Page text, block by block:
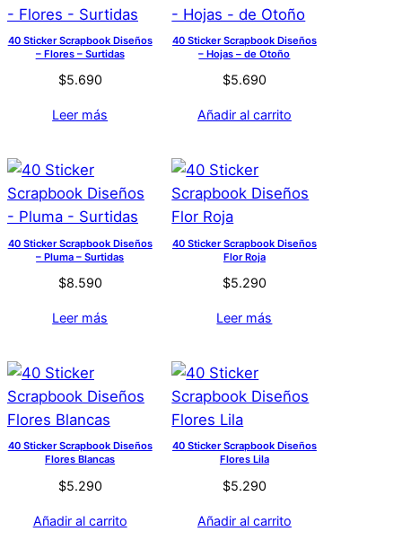
40 Sticker Scrapbook Diseños
– Flores – Surtidas
$5.690
Leer más
40 Sticker Scrapbook Diseños
– Hojas – de Otoño
$5.690
Añadir al carrito
40 Sticker Scrapbook Diseños
– Pluma – Surtidas
$8.590
Leer más
40 Sticker Scrapbook Diseños
Flor Roja
$5.290
Leer más
40 Sticker Scrapbook Diseños
Flores Blancas
$5.290
Añadir al carrito
40 Sticker Scrapbook Diseños
Flores Lila
$5.290
Añadir al carrito